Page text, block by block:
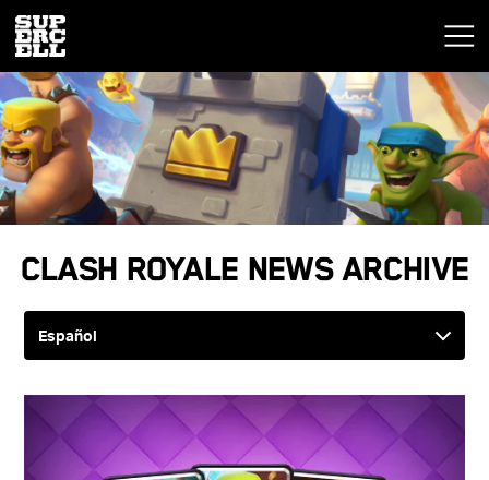
Clash Royale News Archive